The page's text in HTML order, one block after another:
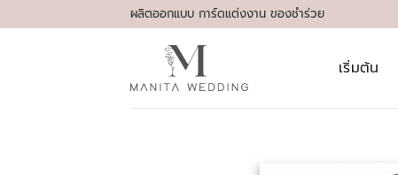
to
ผลิตออกแบบ การ์ดแต่งงาน ของชำร่วย
เริ่มต้น